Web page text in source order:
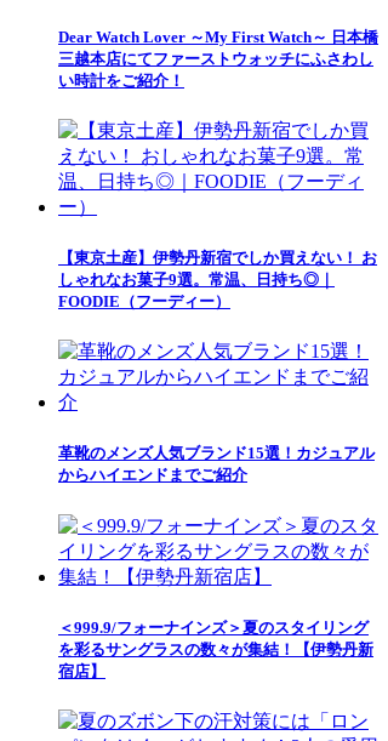
Dear Watch Lover ～My First Watch～ 日本橋
三越本店にてファーストウォッチにふさわし
い時計をご紹介！
【東京土産】伊勢丹新宿でしか買えない！ お
しゃれなお菓子9選。常温、日持ち◎｜
FOODIE（フーディー）
革靴のメンズ人気ブランド15選！カジュアル
からハイエンドまでご紹介
＜999.9/フォーナインズ＞夏のスタイリング
を彩るサングラスの数々が集結！【伊勢丹新
宿店】